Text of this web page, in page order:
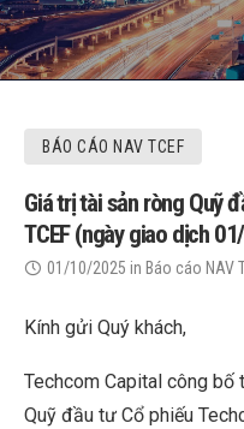
BÁO CÁO NAV TCEF
Giá trị tài sản ròng Quỹ
TCEF (ngày giao dịch
01/10/2025 in Báo cáo NAV
Kính gửi Quý khách,
Techcom Capital công bố
Quỹ đầu tư Cổ phiếu